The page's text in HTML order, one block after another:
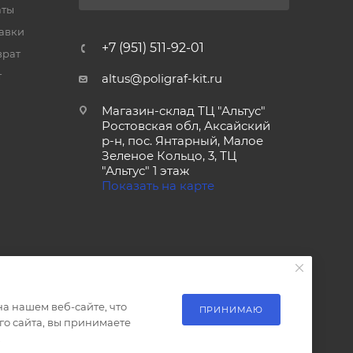
+7 (951) 511-92-01
altus@poligraf-kit.ru
Магазин-склад ТЦ "Альтус"
Ростовская обл, Аксайский
р-н, пос. Янтарный, Малое
Зеленое Кольцо, 3, ТЦ
"Альтус" 1 этаж
Показать на карте
нашем веб-сайте, что
сайта, вы принимаете
ПРИНИМАЮ